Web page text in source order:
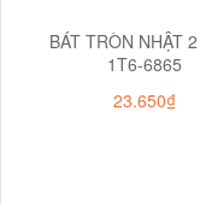
BÁT TRÒN NHẬT
1T6-6865
23.650₫